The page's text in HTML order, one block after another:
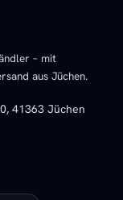
– mit
aus Jüchen.
41363 Jüchen